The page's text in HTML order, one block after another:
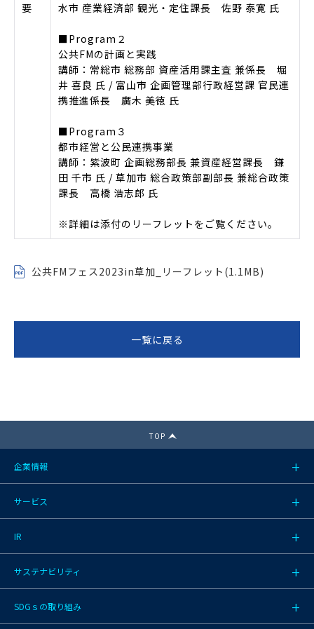
要
水市 産業経済部 観光・定住課長 佐野 泰寛 氏
■Program２
公共FMの計画と実践
講師：常総市 総務部 資産活用課主査 兼係長 堀
井 喜良 氏 / 富山市 企画管理部行政経営課 官民連
携推進係長 廣木 美徳 氏
■Program３
都市経営と公民連携事業
講師：紫波町 企画総務部長 兼資産経営課長 鎌
田 千市 氏 / 草加市 総合政策部副部長 兼総合政策
課長 高橋 浩志郎 氏
※詳細は添付のリーフレットをご覧ください。
公共FMフェス2023in草加_リーフレット(1.1MB)
一覧に戻る
TOP
企業情報
サービス
IR
サステナビリティ
SDGｓの取り組み